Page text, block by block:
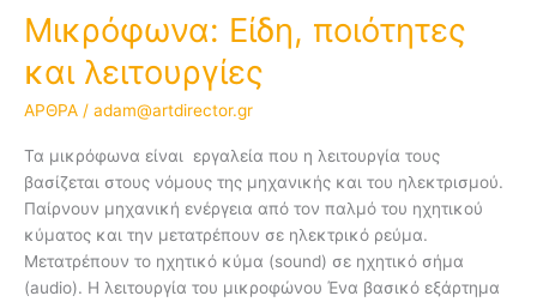
Μικρόφωνα: Είδη, ποιότητες
και λειτουργίες
ΑΡΘΡΑ / adam@artdirector.gr
Τα μικρόφωνα είναι εργαλεία που η λειτουργία τους
βασίζεται στους νόμους της μηχανικής και του ηλεκτρισμού.
Παίρνουν μηχανική ενέργεια από τον παλμό του ηχητικού
κύματος και την μετατρέπουν σε ηλεκτρικό ρεύμα.
Μετατρέπουν το ηχητικό κύμα (sound) σε ηχητικό σήμα
(audio). Η λειτουργία του μικροφώνου Ένα βασικό εξάρτημα